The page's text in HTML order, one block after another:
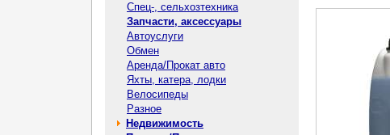
Спец-, cельхозтехника
Запчасти, аксессуары
Автоуслуги
Обмен
Аренда/Прокат авто
Яхты, катера, лодки
Велосипеды
Разное
Недвижимость